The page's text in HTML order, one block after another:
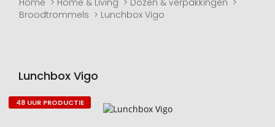
Home Home & Living
Dozen & verpakkingen
Broodtrommels
Lunchbox Vigo
Lunchbox Vigo
Naar
48 UUR PRODUCTIE